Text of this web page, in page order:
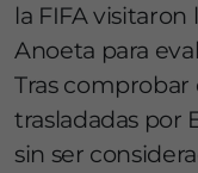
la FIFA visitaron
Anoeta para
Tras
trasladadas por
sin ser